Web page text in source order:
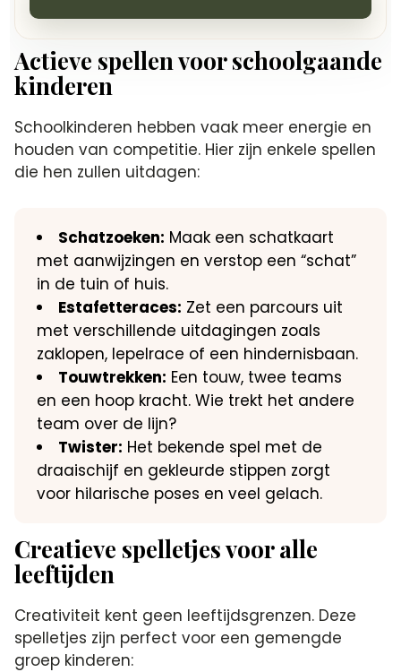
Actieve spellen voor schoolgaande
kinderen
Schoolkinderen hebben vaak meer energie en
houden van competitie.​ Hier zijn enkele spellen
die hen zullen uitdagen:
Schatzoeken: Maak een schatkaart
met aanwijzingen en verstop een “schat”
in de tuin of huis.​
Estafetteraces: Zet een parcours uit
met verschillende uitdagingen zoals
zaklopen, lepelrace of een hindernisbaan.​
Touwtrekken: Een touw, twee teams
en een hoop kracht.​ Wie trekt het andere
team over de lijn?
Twister: Het bekende spel met de
draaischijf en gekleurde stippen zorgt
voor hilarische poses en veel gelach.​
Creatieve spelletjes voor alle
leeftijden
Creativiteit kent geen leeftijdsgrenzen.​ Deze
spelletjes zijn perfect voor een gemengde
groep kinderen: